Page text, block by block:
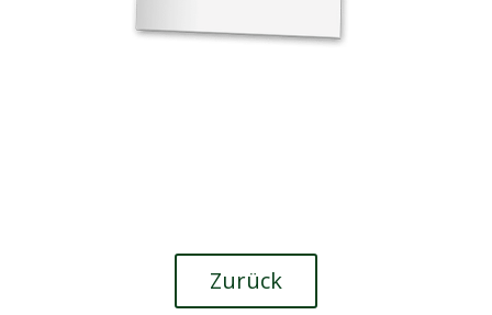
Zurück